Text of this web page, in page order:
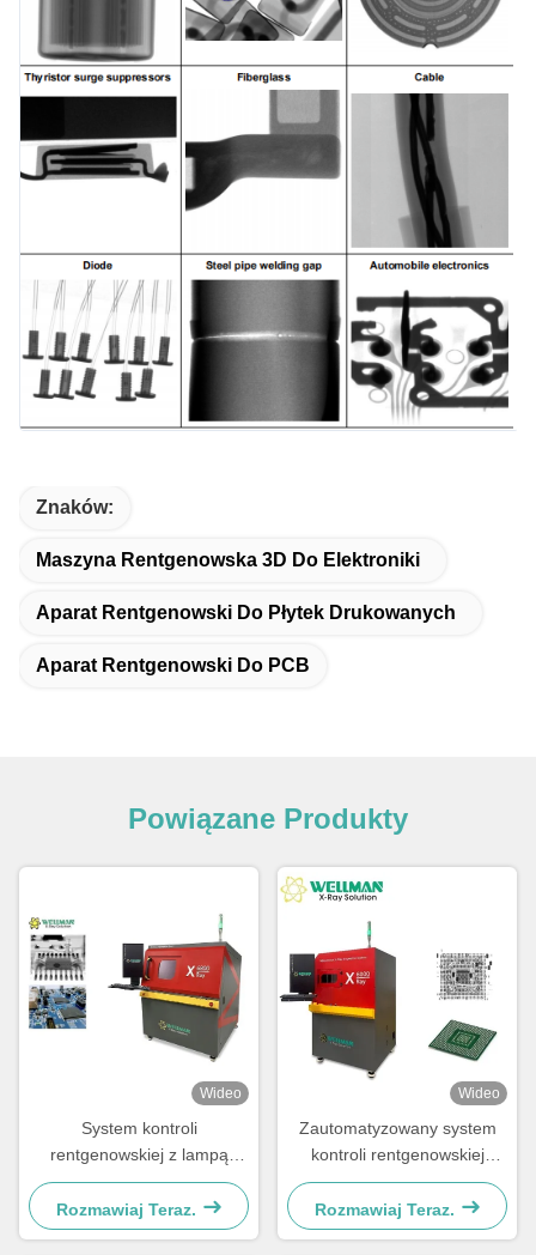
Znaków:
Maszyna Rentgenowska 3D Do Elektroniki
Aparat Rentgenowski Do Płytek Drukowanych
Aparat Rentgenowski Do PCB
Powiązane Produkty
Wideo
System kontroli
rentgenowskiej z lampą
rentgenowską mircofocus 90
kV 5 μm i stolikiem o
wymiarach 530 x 530 mm
Rozmawiaj Teraz.
Wideo
Zautomatyzowany system
kontroli rentgenowskiej
Microfocus Electronics
zapewniający tanią kontrolę i
oszczędność czasu
Rozmawiaj Teraz.